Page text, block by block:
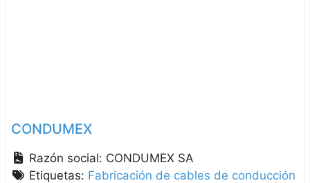
CONDUMEX
Razón social: CONDUMEX SA
Etiquetas: Fabricación de cables de conducción